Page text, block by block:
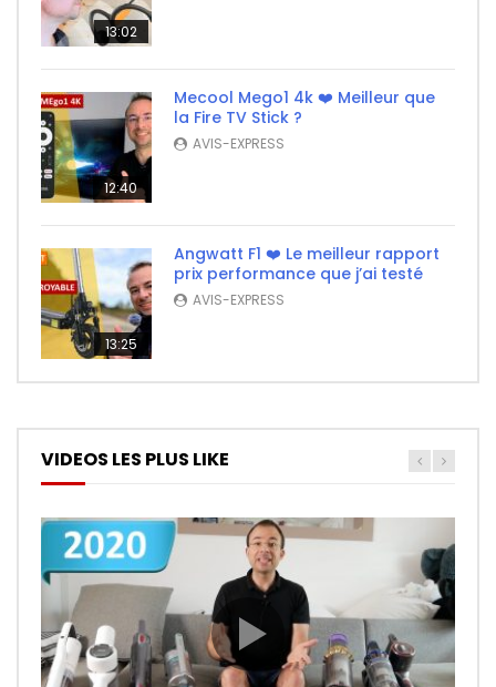
13:02
12:40
Mecool Mego1 4k ❤️ Meilleur que
la Fire TV Stick ?
AVIS-EXPRESS
13:25
Angwatt F1 ❤️ Le meilleur rapport
prix performance que j’ai testé
AVIS-EXPRESS
VIDEOS LES PLUS LIKE